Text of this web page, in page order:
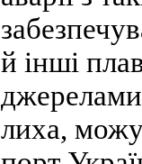
й інші
лиха,